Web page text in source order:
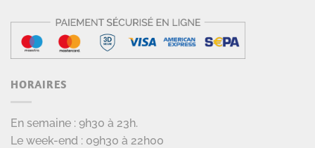
HORAIRES
En semaine : 9h30 à 23h.
Le week-end : 09h30 à 22h00